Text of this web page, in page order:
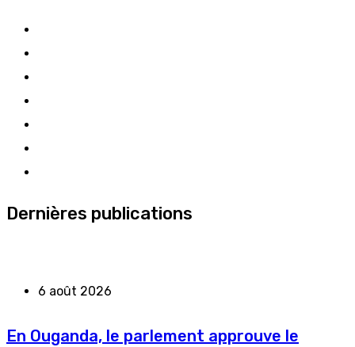
Dernières publications
6 août 2026
En Ouganda, le parlement approuve le